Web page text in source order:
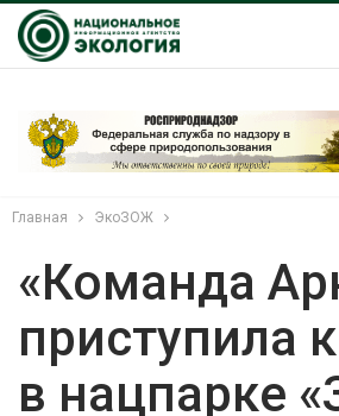
Главная ЭкоЗОЖ
«Команда
приступила
в нацпарке